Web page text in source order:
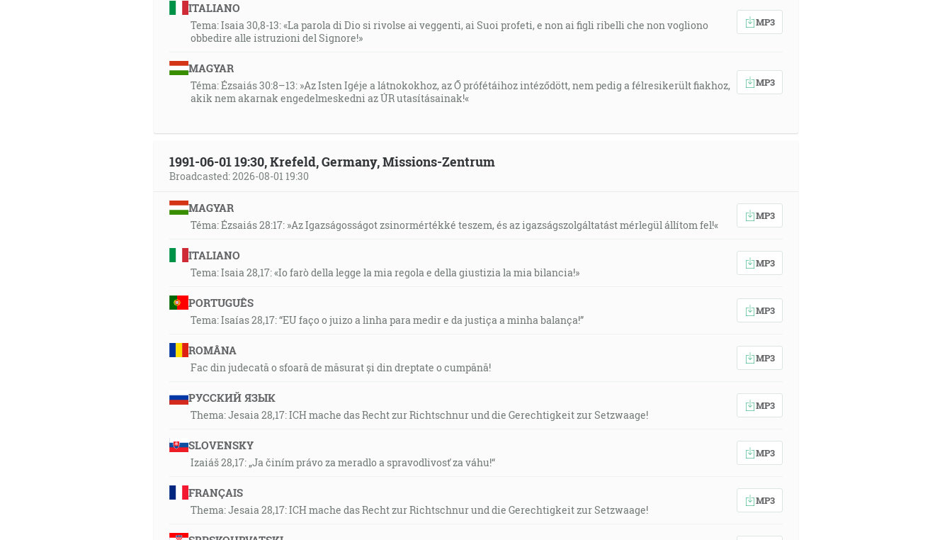
ITALIANO
Tema: Isaia 30,8-13: «La parola di Dio si rivolse ai veggenti, ai Suoi profeti, e non ai figli ribelli che non vogliono
obbedire alle istruzioni del Signore!»
MP3
MAGYAR
Téma: Ézsaiás 30:8–13: »Az Isten Igéje a látnokokhoz, az Ő prófétáihoz intéződött, nem pedig a félresikerült fiakhoz,
akik nem akarnak engedelmeskedni az ÚR utasításainak!«
MP3
1991-06-01 19:30, Krefeld, Germany, Missions-Zentrum
Broadcasted: 2026-08-01 19:30
MAGYAR
Téma: Ézsaiás 28:17: »Az Igazságosságot zsinormértékké teszem, és az igazságszolgáltatást mérlegül állítom fel!«
MP3
ITALIANO
Tema: Isaia 28,17: «Io farò della legge la mia regola e della giustizia la mia bilancia!»
MP3
PORTUGUÊS
Tema: Isaías 28,17: “EU faço o juizo a linha para medir e da justiça a minha balança!”
MP3
ROMÂNA
Fac din judecată o sfoară de măsurat și din dreptate o cumpănă!
MP3
РУССКИЙ ЯЗЫК
Thema: Jesaia 28,17: ICH mache das Recht zur Richtschnur und die Gerechtigkeit zur Setzwaage!
MP3
SLOVENSKY
Izaiáš 28,17: „Ja činím právo za meradlo a spravodlivosť za váhu!“
MP3
FRANÇAIS
Thema: Jesaia 28,17: ICH mache das Recht zur Richtschnur und die Gerechtigkeit zur Setzwaage!
MP3